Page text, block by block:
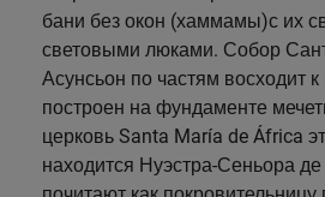
Саламанка
Валенсия
Вальядолид
бани без окон (хаммамы)с их
световыми люками. Собор
Асунсьон по частям восходит
построен на фундаменте
церковь Santa María de África
находится Нуэстра-Сеньора